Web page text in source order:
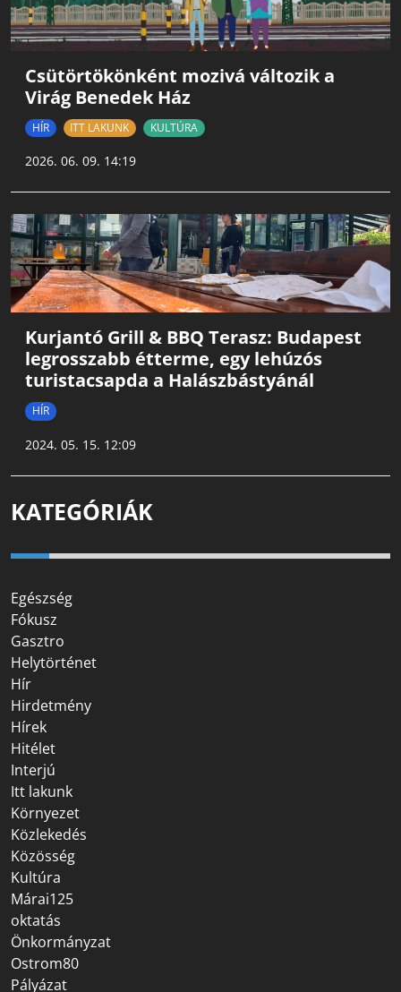
Csütörtökönként mozivá változik a
Virág Benedek Ház
HÍR ITT LAKUNK KULTÚRA
2026. 06. 09. 14:19
Kurjantó Grill & BBQ Terasz: Budapest
legrosszabb étterme, egy lehúzós
turistacsapda a Halászbástyánál
HÍR
2024. 05. 15. 12:09
KATEGÓRIÁK
Egészség
Fókusz
Gasztro
Helytörténet
Hír
Hirdetmény
Hírek
Hitélet
Interjú
Itt lakunk
Környezet
Közlekedés
Közösség
Kultúra
Márai125
oktatás
Önkormányzat
Ostrom80
Pályázat